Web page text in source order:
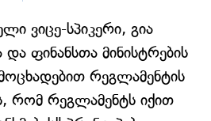
ვიცე-სპიკერი, გია
ფინანსთა მინისტრების
რეგლამენტის
რომ რეგლამენტს იქით